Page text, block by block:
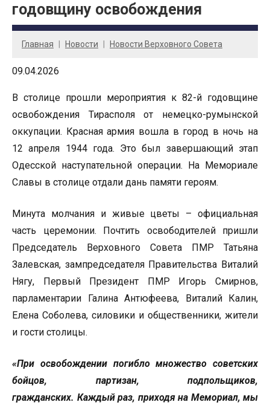
годовщину освобождения
Главная Новости Новости Верховного Совета
09.04.2026
В столице прошли мероприятия к 82-й годовщине
освобождения Тирасполя от немецко-румынской
оккупации. Красная армия вошла в город в ночь на
12 апреля 1944 года. Это был завершающий этап
Одесской наступательной операции. На Мемориале
Славы в столице отдали дань памяти героям.
Минута молчания и живые цветы – официальная
часть церемонии. Почтить освободителей пришли
Председатель Верховного Совета ПМР Татьяна
Залевская, зампредседателя Правительства Виталий
Нягу, Первый Президент ПМР Игорь Смирнов,
парламентарии Галина Антюфеева, Виталий Калин,
Елена Соболева, силовики и общественники, жители
и гости столицы.
«При освобождении погибло множество советских
бойцов, партизан, подпольщиков,
гражданских. Каждый раз, приходя на Мемориал, мы